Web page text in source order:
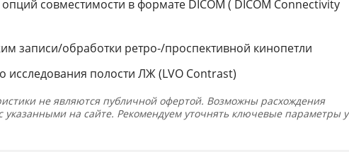
совместимости в формате DICOM ( DICOM Connectivity
записи/обработки ретро-/проспективной кинопетли
исследования полости ЛЖ (LVO Contrast)
не являются публичной офертой. Возможны расхождения
указанными на сайте. Рекомендуем уточнять ключевые параметры у